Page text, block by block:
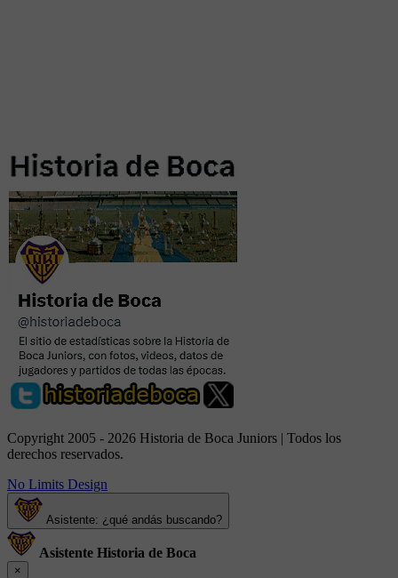
Copyright 2005 - 2026 Historia de Boca Juniors | Todos los
derechos reservados.
No Limits Design
Asistente: ¿qué andás buscando?
Asistente Historia de Boca
×